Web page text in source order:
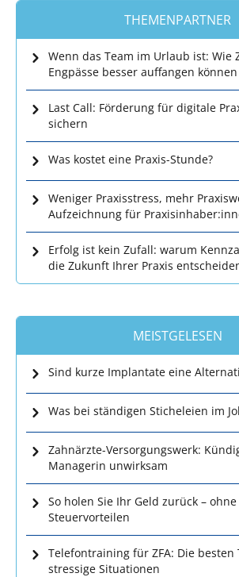
THEMENPARTNER
Wenn das Team im Urlaub ist: Wie
Engpässe besser auffangen können
Last Call: Förderung für digitale
sichern
Was kostet eine Praxis-Stunde?
Weniger Praxisstress, mehr
Aufzeichnung für
Erfolg ist kein Zufall: warum
die Zukunft Ihrer Praxis
MEISTGELESEN
Sind kurze Implantate eine
Was bei ständigen Sticheleien im
Zahnärzte-Versorgungswerk:
Managerin unwirksam
So holen Sie Ihr Geld zurück –
Steuervorteilen
Telefontraining für ZFA: Die
stressige Situationen